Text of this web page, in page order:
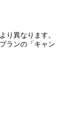
り異なります。
ランの「キャン